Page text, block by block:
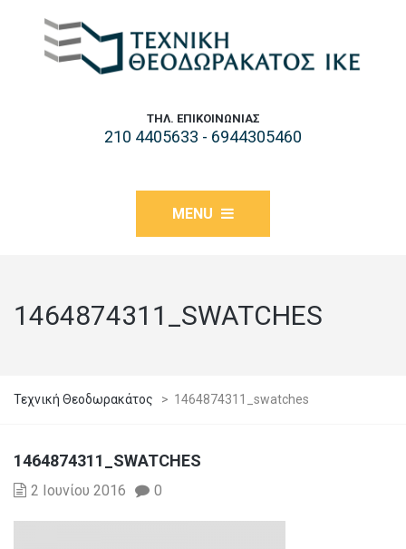
ΤΗΛ. ΕΠΙΚΟΙΝΩΝΊΑΣ
210 4405633 - 6944305460
MENU
1464874311_SWATCHES
Τεχνική Θεοδωρακάτος > 1464874311_swatches
1464874311_SWATCHES
2 Ιουνίου 2016 0